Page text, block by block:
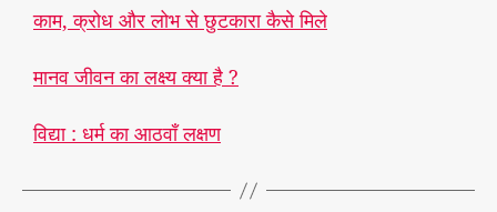
काम, क्रोध और लोभ से छुटकारा कैसे मिले
मानव जीवन का लक्ष्य क्या है ?
विद्या : धर्म का आठवाँ लक्षण